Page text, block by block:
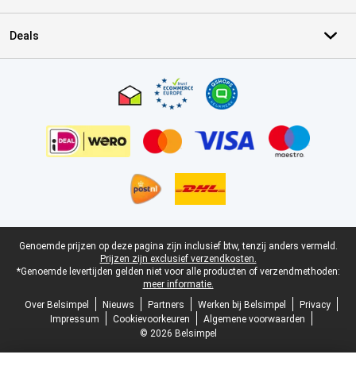
Deals
Juridische voettekst
Genoemde prijzen op deze pagina zijn inclusief btw, tenzij anders vermeld.
Prijzen zijn exclusief verzendkosten.
*Genoemde levertijden gelden niet voor alle producten of verzendmethoden:
meer informatie.
Over Belsimpel
Nieuws Partners Werken bij Belsimpel
Privacy
Impressum
Cookievoorkeuren
Algemene voorwaarden
© 2026 Belsimpel